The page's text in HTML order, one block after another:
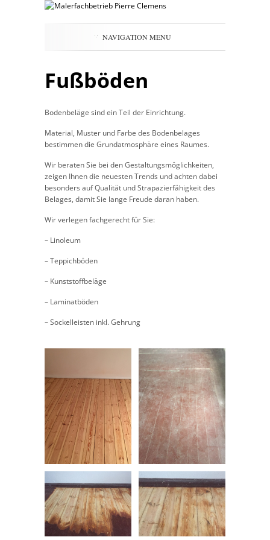
NAVIGATION MENU
Fußböden
Bodenbeläge sind ein Teil der Einrichtung.
Material, Muster und Farbe des Bodenbelages
bestimmen die Grundatmosphäre eines Raumes.
Wir beraten Sie bei den Gestaltungsmöglichkeiten,
zeigen Ihnen die neuesten Trends und achten dabei
besonders auf Qualität und Strapazierfähigkeit des
Belages, damit Sie lange Freude daran haben.
Wir verlegen fachgerecht für Sie:
– Linoleum
– Teppichböden
– Kunststoffbeläge
– Laminatböden
– Sockelleisten inkl. Gehrung